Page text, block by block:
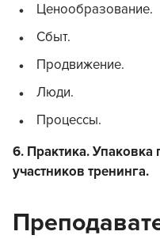
Ценообразование.
Сбыт.
Продвижение.
Люди.
Процессы.
6. Практика. Упаковка
участников тренинга.